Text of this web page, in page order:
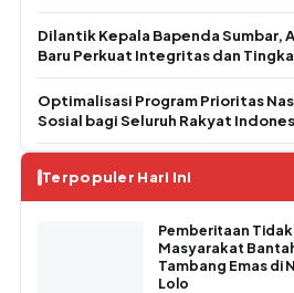
Dilantik Kepala Bapenda Sumbar,
Baru Perkuat Integritas dan
Optimalisasi Program Prioritas
Sosial bagi Seluruh Rakyat
Terpopuler Hari Ini
Pemberitaan
Masyarakat
Tambang Emas di
Lolo